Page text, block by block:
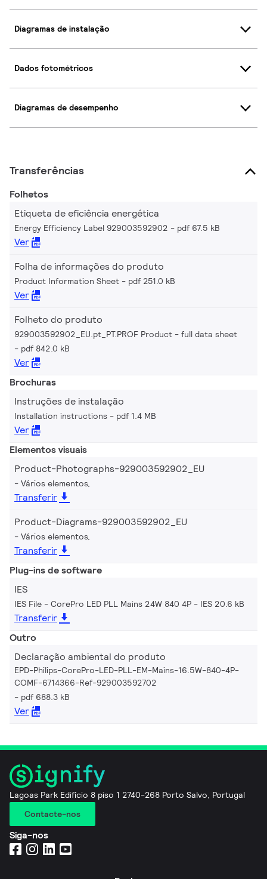
Diagramas de instalação
Dados fotométricos
Diagramas de desempenho
Transferências
Folhetos
Etiqueta de eficiência energética
Energy Efficiency Label 929003592902 pdf 67.5 kB
Ver
Folha de informações do produto
Product Information Sheet pdf 251.0 kB
Ver
Folheto do produto
929003592902_EU.pt_PT.PROF Product - full data sheet
pdf 842.0 kB
Ver
Brochuras
Instruções de instalação
Installation instructions pdf 1.4 MB
Ver
Elementos visuais
Product-Photographs-929003592902_EU
Vários elementos,
Transferir
Product-Diagrams-929003592902_EU
Vários elementos,
Transferir
Plug-ins de software
IES
IES File - CorePro LED PLL Mains 24W 840 4P IES 20.6 kB
Transferir
Outro
Declaração ambiental do produto
EPD-Philips-CorePro-LED-PLL-EM-Mains-16.5W-840-4P-
COMF-6714366-Ref-929003592702
pdf 688.3 kB
Ver
Lagoas Park Edifício 8 piso 1 2740-268 Porto Salvo, Portugal
Contacte-nos
Siga-nos